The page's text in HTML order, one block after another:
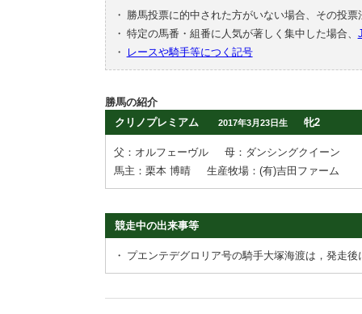
・
勝馬投票に的中された方がいない場合、その投
・ 特定の馬番・組番に人気が著しく集中した場合、
・
レースや騎手等につく記号
勝馬の紹介
クリノプレミアム
2017年3月23日生 牝2
父：オルフェーヴル
母：ダンシングクイーン
馬主：栗本 博晴
生産牧場：(有)吉田ファーム
競走中の出来事等
・ プエンテデグロリア号の騎手大塚海渡は，発走